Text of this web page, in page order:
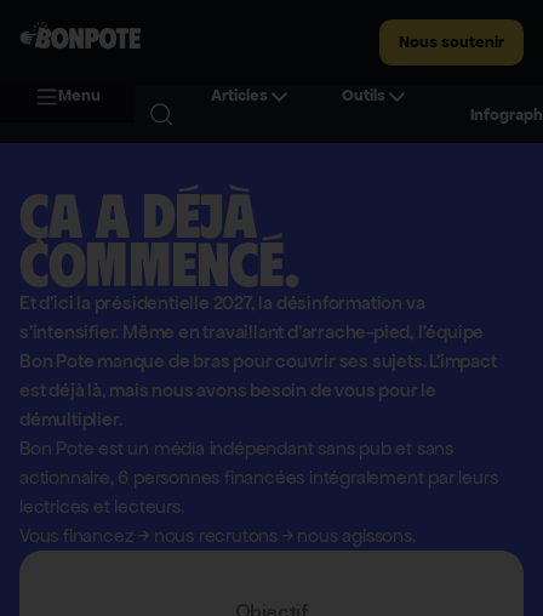
Nous soutenir
Menu Articles
Outils
Ça a déjà
commencé.
Et d'ici la présidentielle 2027, la désinformation va
s'intensifier. Même en travaillant d'arrache-pied, l'équipe
Bon Pote manque de bras pour couvrir ses sujets. L'impact
est déjà là, mais nous avons besoin de vous pour le
démultiplier.
Bon Pote est un média indépendant sans pub et sans
actionnaire, 6 personnes financées intégralement par leurs
lectrices et lecteurs.
Vous financez→ nous recrutons →nous agissons.